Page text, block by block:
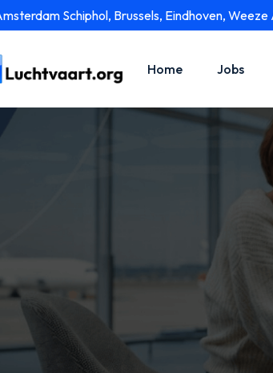
Schiphol, Brussels, Eindhoven,
Home Jobs